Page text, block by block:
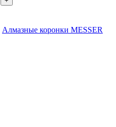
Алмазные коронки MESSER